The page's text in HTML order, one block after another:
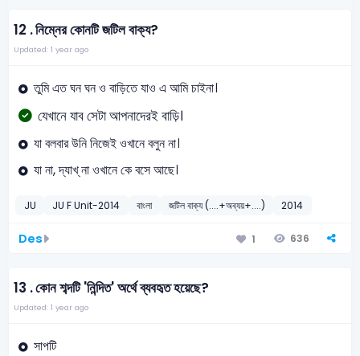
12 .নিম্নের কোনটি জটিল বাক্য?
Updated: 1 year ago
তুমি এত ঘন ঘন ও বাড়িতে যাও এ আমি চাইনা।
যেখানে যাব সেটা আপনাদেরই বাড়ি।
যা বলবার উনি নিজেই ওখানে বলুন না।
যা না, দ্যাখ্ না ওখানে কে বসে আছে।
JU JU F Unit-2014 বাংলা জটিল বাক্য (....+অব্যয়+....) 2014
Des 1 636
13 .কোন শব্দটি 'নিন্দিত' অর্থে ব্যবহৃত হয়েছে?
Updated: 1 year ago
সাপটি